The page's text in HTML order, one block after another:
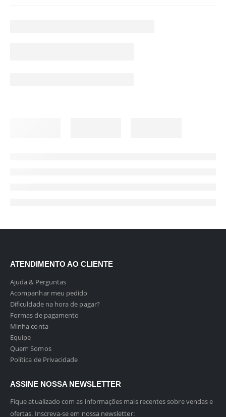
ATENDIMENTO AO CLIENTE
Ajuda & Perguntas
Acompanhar meu pedido
Dificuldade na hora de pagar?
Formas de pagamento
Minha conta
Equipe
Quem Somos
Política de Privacidade
ASSINE NOSSA NEWSLETTER
Fique atualizado com as informações mais recentes sobre vendas e
ofertas. Inscreva-se em nossa newsletter: